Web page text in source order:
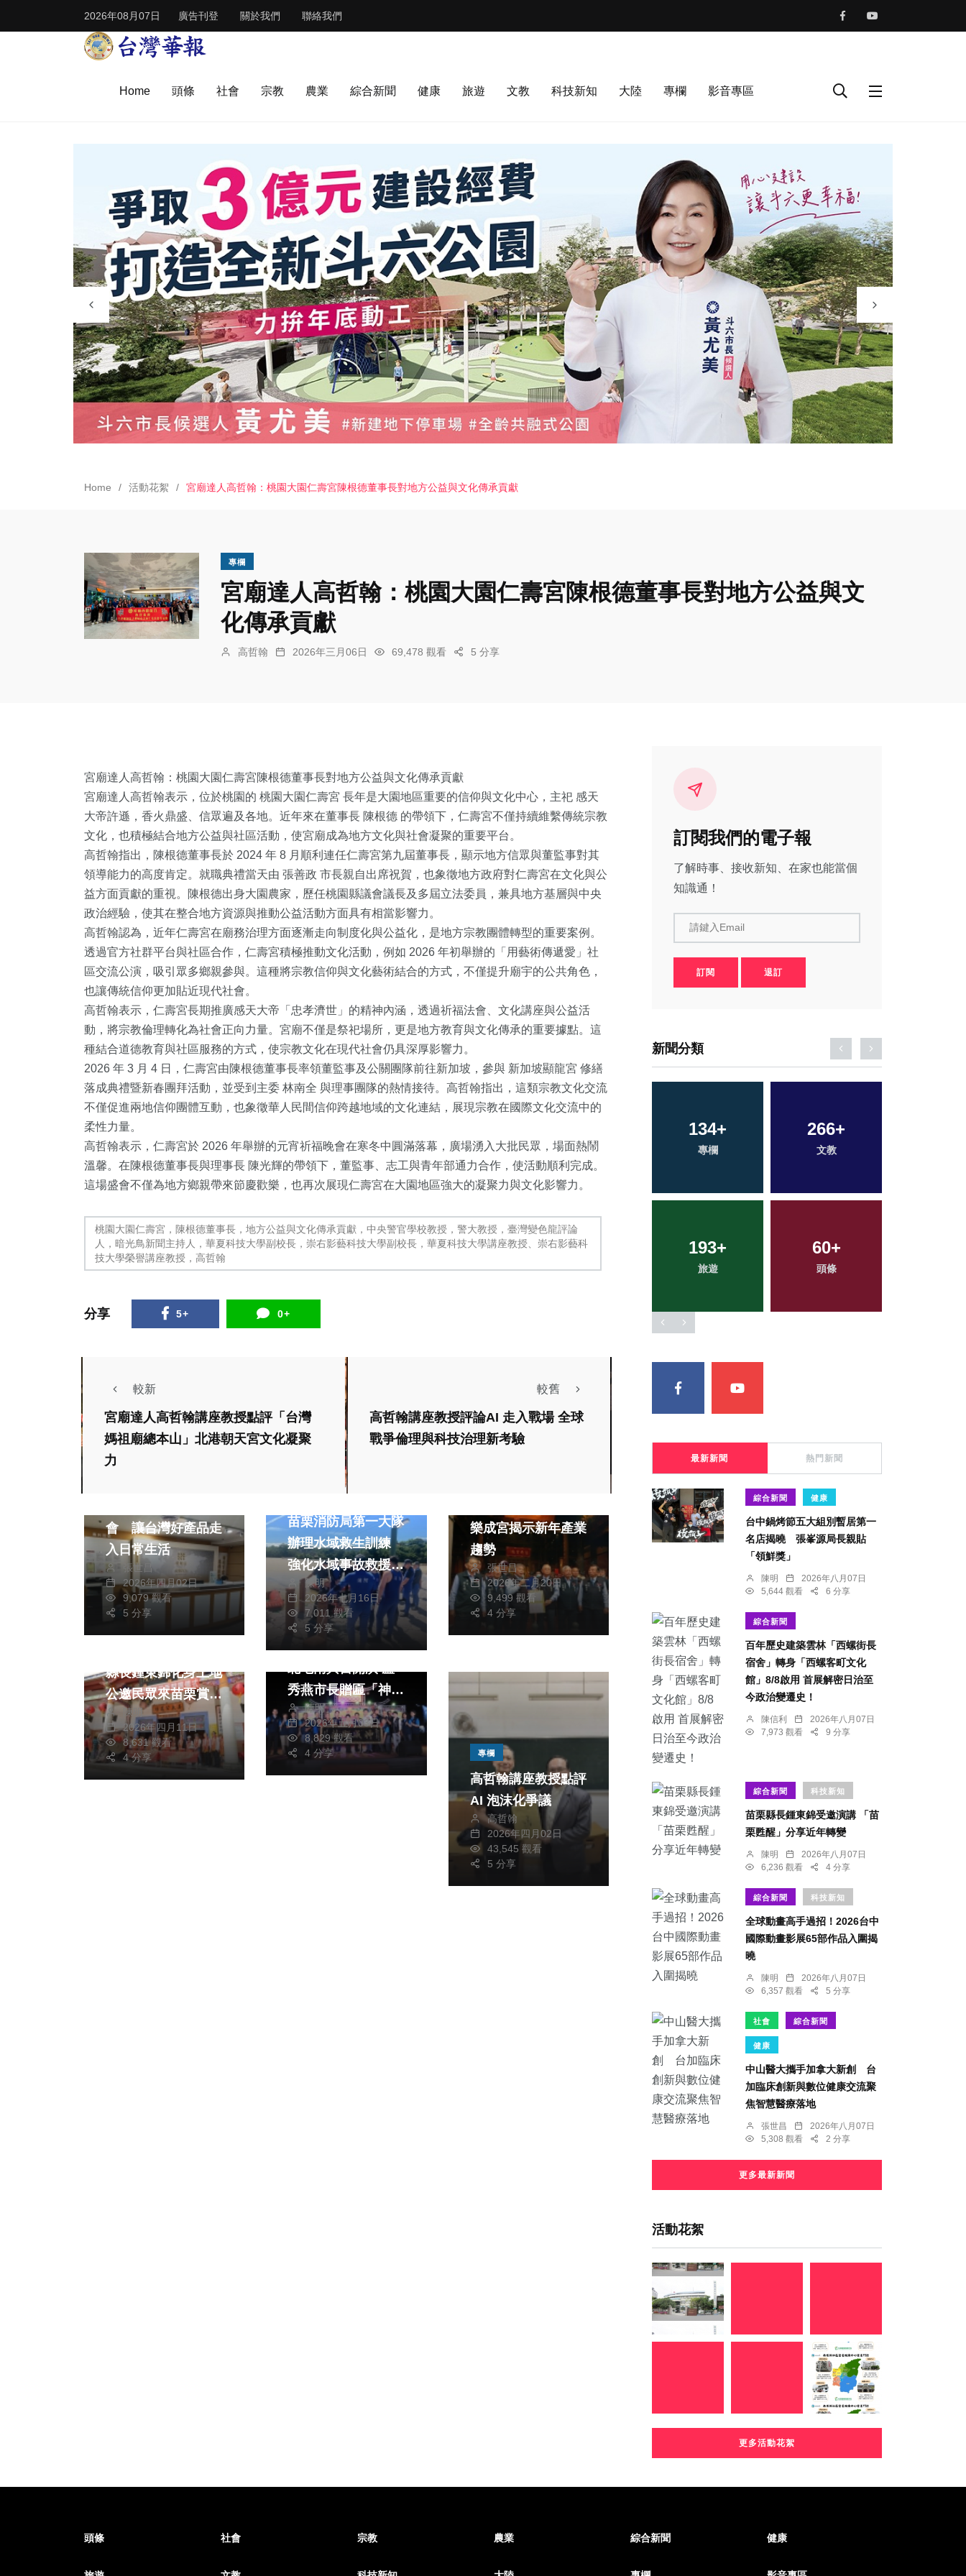
2026年08月07日 廣告刊登 關於我們 聯絡我們
Home 頭條 社會 宗教 農業 綜合新聞 健康 旅遊 文教 科技新知 大陸 專欄 影音專區
Home 活動花絮 宮廟達人高哲翰：桃園大園仁壽宮陳根德董事長對地方公益與文化傳承貢獻
專欄
宮廟達人高哲翰：桃園大園仁壽宮陳根德董事長對地方公益與文
化傳承貢獻
高哲翰 2026年三月06日 69,478 觀看 5 分享
宮廟達人高哲翰：桃園大園仁壽宮陳根德董事長對地方公益與文化傳承貢獻
宮廟達人高哲翰表示，位於桃園的 桃園大園仁壽宮 長年是大園地區重要的信仰與文化中心，主祀 感天
大帝許遜，香火鼎盛、信眾遍及各地。近年來在董事長 陳根德 的帶領下，仁壽宮不僅持續維繫傳統宗教
文化，也積極結合地方公益與社區活動，使宮廟成為地方文化與社會凝聚的重要平台。
高哲翰指出，陳根德董事長於 2024 年 8 月順利連任仁壽宮第九屆董事長，顯示地方信眾與董監事對其
領導能力的高度肯定。就職典禮當天由 張善政 市長親自出席祝賀，也象徵地方政府對仁壽宮在文化與公
益方面貢獻的重視。陳根德出身大園農家，歷任桃園縣議會議長及多屆立法委員，兼具地方基層與中央
政治經驗，使其在整合地方資源與推動公益活動方面具有相當影響力。
高哲翰認為，近年仁壽宮在廟務治理方面逐漸走向制度化與公益化，是地方宗教團體轉型的重要案例。
透過官方社群平台與社區合作，仁壽宮積極推動文化活動，例如 2026 年初舉辦的「用藝術傳遞愛」社
區交流公演，吸引眾多鄉親參與。這種將宗教信仰與文化藝術結合的方式，不僅提升廟宇的公共角色，
也讓傳統信仰更加貼近現代社會。
高哲翰表示，仁壽宮長期推廣感天大帝「忠孝濟世」的精神內涵，透過祈福法會、文化講座與公益活
動，將宗教倫理轉化為社會正向力量。宮廟不僅是祭祀場所，更是地方教育與文化傳承的重要據點。這
種結合道德教育與社區服務的方式，使宗教文化在現代社會仍具深厚影響力。
2026 年 3 月 4 日，仁壽宮由陳根德董事長率領董監事及公關團隊前往新加坡，參與 新加坡顯龍宮 修繕
落成典禮暨新春團拜活動，並受到主委 林南全 與理事團隊的熱情接待。高哲翰指出，這類宗教文化交流
不僅促進兩地信仰團體互動，也象徵華人民間信仰跨越地域的文化連結，展現宗教在國際文化交流中的
柔性力量。
高哲翰表示，仁壽宮於 2026 年舉辦的元宵祈福晚會在寒冬中圓滿落幕，廣場湧入大批民眾，場面熱鬧
溫馨。在陳根德董事長與理事長 陳光輝的帶領下，董監事、志工與青年部通力合作，使活動順利完成。
這場盛會不僅為地方鄉親帶來節慶歡樂，也再次展現仁壽宮在大園地區強大的凝聚力與文化影響力。
桃園大園仁壽宮，陳根德董事長，地方公益與文化傳承貢獻，中央警官學校教授，警大教授，臺灣變色龍評論
人，暗光鳥新聞主持人，華夏科技大學副校長，崇右影藝科技大學副校長，華夏科技大學講座教授、崇右影藝科
技大學榮譽講座教授，高哲翰
分享 5+ 0+
較新
宮廟達人高哲翰講座教授點評「台灣
媽祖廟總本山」北港朝天宮文化凝聚
力
較舊
高哲翰講座教授評論AI 走入戰場 全球
戰爭倫理與科技治理新考驗
社會
會 讓台灣好產品走
入日常生活
張世昌
2026年四月02日
9,079 觀看
5 分享
綜合新聞
文教
苗栗消防局第一大隊
辦理水域救生訓練
強化水域事故救援應
變能力
陳明
2026年七月16日
7,011 觀看
5 分享
樂成宮揭示新年產業
趨勢
張世昌
2026年二月20日
9,499 觀看
4 分享
社會 綜合新聞
縣長鍾東錦化身土地
公邀民眾來苗栗賞花
旅行陳明
2026年四月11日
8,631 觀看
4 分享
社會 宗教
綜合新聞 旅遊
「台中媽祖文化節」
北屯南興宮開演 盧
秀燕市長贈匾「神威
顯赫」祈福香火永傳
陳明
2026年五月03日
8,829 觀看
4 分享
專欄
高哲翰講座教授點評
AI 泡沫化爭議
高哲翰
2026年四月02日
43,545 觀看
5 分享
訂閱我們的電子報
了解時事、接收新知、在家也能當個
知識通！
請鍵入Email
訂閱 退訂
新聞分類
3
大陸
472+
社會
健康 綜合新聞
41+
科技新知
134+
專欄
266+
文教
193+
旅遊
60+
頭條
84+
農業
3+
大陸
79+
宗教
472+
社會
最新新聞 熱門新聞
綜合新聞 健康
台中鍋烤節五大組別暫居第一
名店揭曉 張峯源局長親貼
「領鮮獎」
陳明
2026年八月07日
5,644 觀看
6 分享
綜合新聞
百年歷史建築雲林「西螺街長
宿舍」轉身「西螺客町文化
館」8/8啟用 首展解密日治至
今政治變遷史！
陳信利
2026年八月07日
7,973 觀看
9 分享
綜合新聞 科技新知
苗栗縣長鍾東錦受邀演講 「苗
栗甦醒」分享近年轉變
陳明
2026年八月07日
6,236 觀看
4 分享
綜合新聞 科技新知
全球動畫高手過招！2026台中
國際動畫影展65部作品入圍揭
曉
陳明
2026年八月07日
6,357 觀看
5 分享
社會 綜合新聞
健康
中山醫大攜手加拿大新創 台
加臨床創新與數位健康交流聚
焦智慧醫療落地
張世昌
2026年八月07日
5,308 觀看
2 分享
更多最新新聞
活動花絮
更多活動花絮
頭條 社會 宗教 農業 綜合新聞 健康